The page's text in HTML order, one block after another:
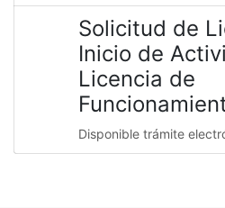
Solicitud de
Inicio de
Licencia de
Disponible trámite